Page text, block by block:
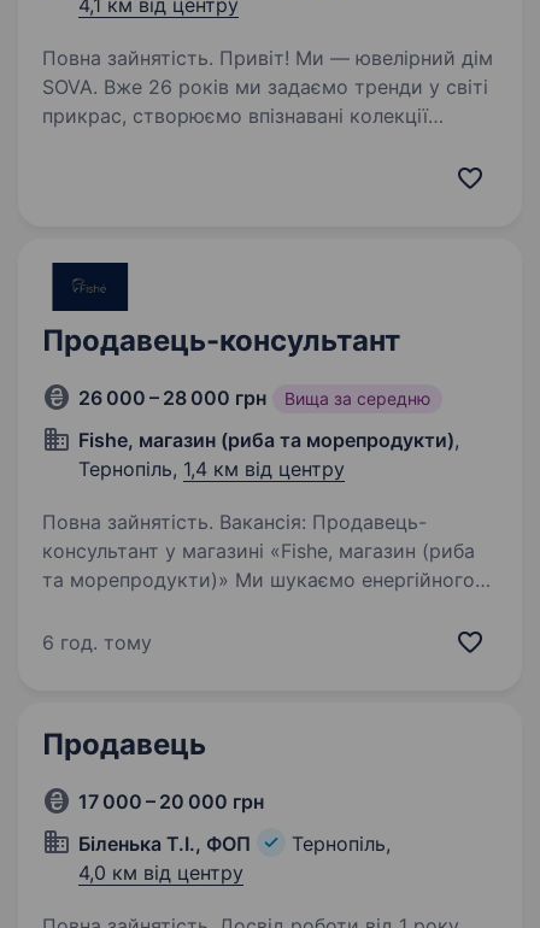
4,1 км від центру
Повна зайнятість. Привіт! Ми — ювелірний дім
SOVA. Вже 26 років ми задаємо тренди у світі
прикрас, створюємо впізнавані колекції
Продавець-консультант
26 000 – 28 000 грн Вища за середню
Fishe, магазин (риба та морепродукти),
Тернопіль, 1,4 км від центру
Повна зайнятість. Вакансія: Продавець-
консультант у магазині «Fishe, магазин (риба
та морепродукти)» Ми шукаємо енергійного
продавця-консультанта у нашому магазині
6 год. тому
Продавець
17 000 – 20 000 грн
Біленька Т.І., ФОП
Тернопіль,
4,0 км від центру